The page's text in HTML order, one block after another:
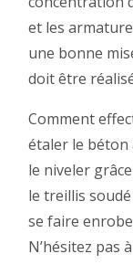
et les
une bonne
doit être
Comment
étaler le béton
le niveler
le treillis
se faire
N’hésitez pas